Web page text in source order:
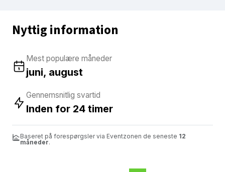
Nyttig information
Mest populære måneder
juni, august
Gennemsnitlig svartid
Inden for 24 timer
Baseret på forespørgsler via Eventzonen de seneste 12
måneder.